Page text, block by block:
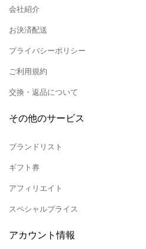
会社紹介
お決済配送
プライバシーポリシー
ご利用規約
交換・返品について
その他のサービス
ブランドリスト
ギフト券
アフィリエイト
スペシャルプライス
アカウント情報